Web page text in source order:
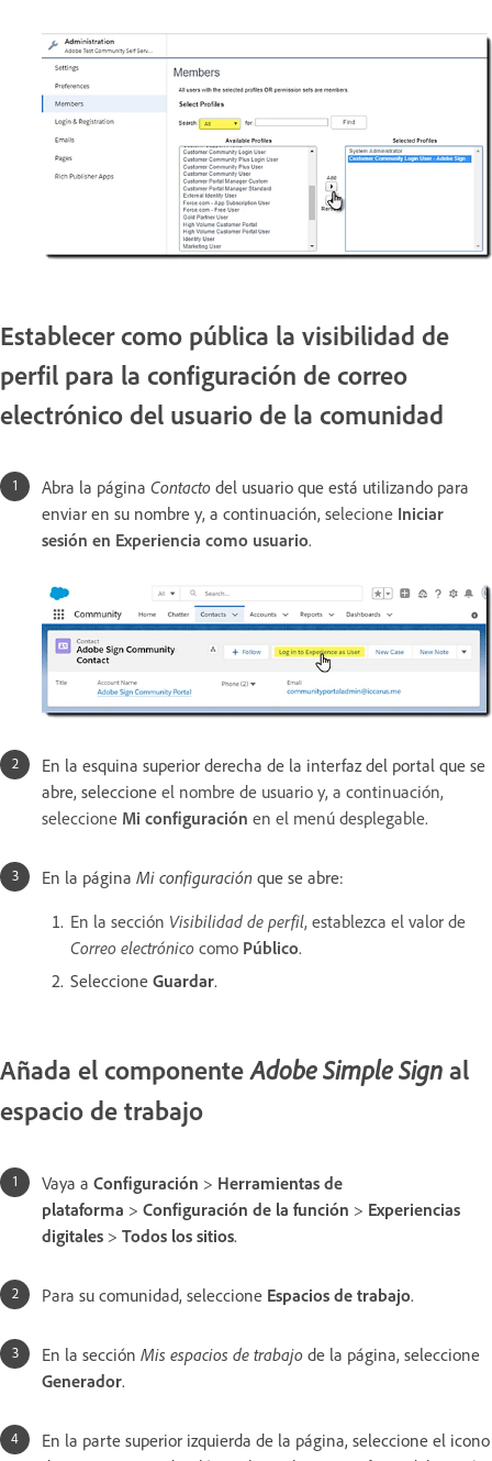
Establecer como pública la visibilidad de
perfil para la configuración de correo
electrónico del usuario de la comunidad
Abra la página Contacto del usuario que está utilizando para
enviar en su nombre y, a continuación, selecione Iniciar
sesión en Experiencia como usuario.
En la esquina superior derecha de la interfaz del portal que se
abre, seleccione el nombre de usuario y, a continuación,
seleccione Mi configuración en el menú desplegable.
En la página Mi configuración que se abre:
En la sección Visibilidad de perfil, establezca el valor de
Correo electrónico como Público.
Seleccione Guardar.
Añada el componenteAdobe Simple Sign al
espacio de trabajo
Vaya a Configuración > Herramientas de
plataforma > Configuración de la función > Experiencias
digitales > Todos los sitios.
Para su comunidad, seleccione Espacios de trabajo.
En la sección Mis espacios de trabajo de la página, seleccione
Generador.
En la parte superior izquierda de la página, seleccione el icono